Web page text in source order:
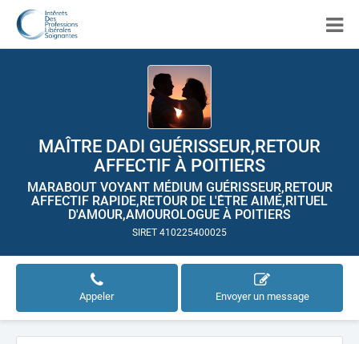
MAÎTRE DADI GUÉRISSEUR,RETOUR
AFFECTIF À POITIERS
MARABOUT VOYANT MÉDIUM GUÉRISSEUR,RETOUR
AFFECTIF RAPIDE,RETOUR DE L'ÊTRE AIMÉ,RITUEL
D'AMOUR,AMOUROLOGUE À POITIERS
SIRET 410225400025
Appeler Envoyer un message